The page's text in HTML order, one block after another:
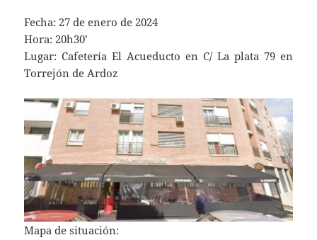
Fecha: 27 de enero de 2024
Hora: 20h30’
Lugar: Cafetería El Acueducto en C/ La plata 79 en
Torrejón de Ardoz
Mapa de situación: